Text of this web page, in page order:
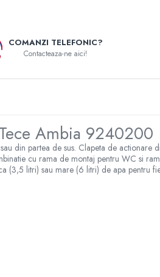
COMANZI TELEFONIC?
Contacteaza-ne aici!
Ambia 9240200
din partea de sus. Clapeta de
cu rama de montaj pentru WC si
(3,5 litri) sau mare (6 litri) de apa pentru